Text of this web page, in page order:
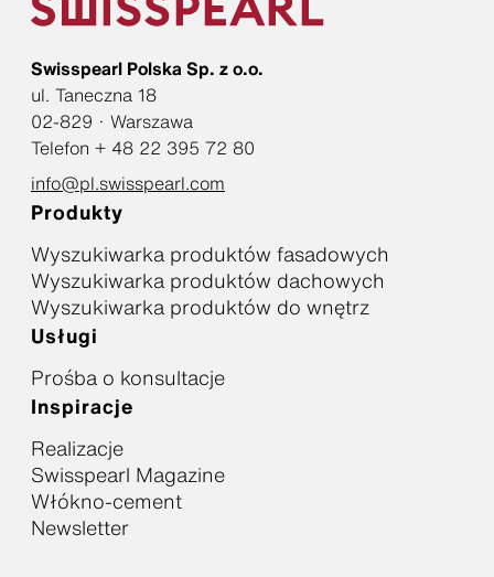
Swisspearl Polska Sp. z o.o.
ul. Taneczna 18
02-829 · Warszawa
Telefon + 48 22 395 72 80
info@pl.swisspearl.com
Produkty
Wyszukiwarka produktów fasadowych
Wyszukiwarka produktów dachowych
Wyszukiwarka produktów do wnętrz
Usługi
Prośba o konsultacje
Inspiracje
Realizacje
Swisspearl Magazine
Włókno-cement
Newsletter